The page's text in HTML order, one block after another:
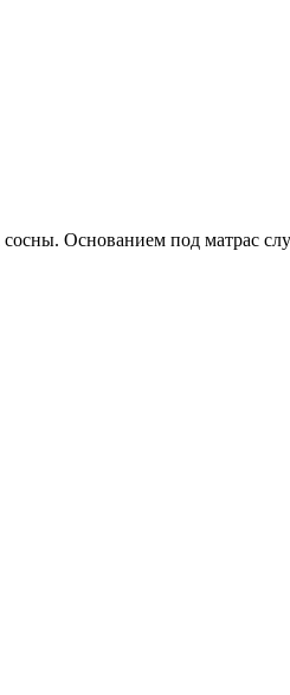
Основанием под матрас